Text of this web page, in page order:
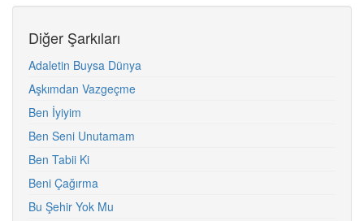
Diğer Şarkıları
Adaletin Buysa Dünya
Aşkımdan Vazgeçme
Ben İyiyim
Ben Seni Unutamam
Ben Tabii Ki
Beni Çağırma
Bu Şehir Yok Mu